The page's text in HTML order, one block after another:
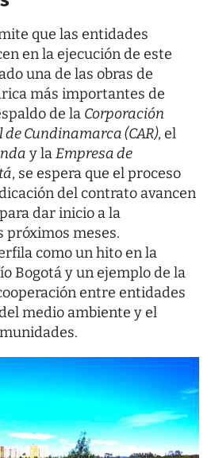
que las entidades
en la ejecución de este
una de las obras de
más importantes de
de la Corporación
Cundinamarca (CAR), el
y laEmpresa de
, se espera que el proceso
del contrato avancen
dar inicio a la
próximos meses.
como un hito en la
Bogotá y un ejemplo de la
entre entidades
medio ambiente y el